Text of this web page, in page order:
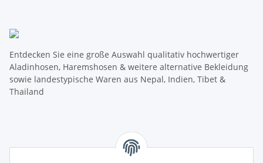
Entdecken Sie eine große Auswahl qualitativ hochwertiger
Aladinhosen, Haremshosen & weitere alternative Bekleidung
sowie landestypische Waren aus Nepal, Indien, Tibet &
Thailand